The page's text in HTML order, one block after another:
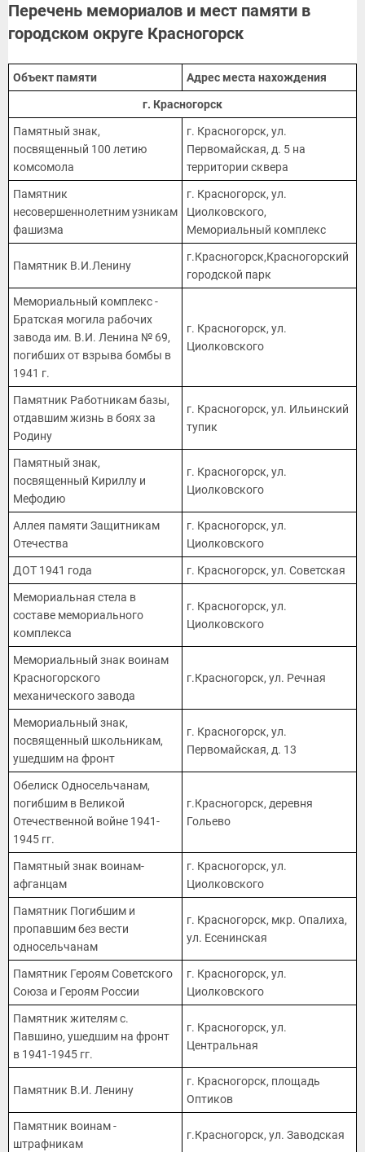
Перечень мемориалов и мест памяти в
городском округе Красногорск
Объект памяти Адрес места нахождения
г. Красногорск
Памятный знак,
посвященный 100 летию
комсомола
г. Красногорск, ул.
Первомайская, д. 5 на
территории сквера
Памятник
несовершеннолетним узникам
фашизма
г. Красногорск, ул.
Циолковского,
Мемориальный комплекс
Памятник В.И.Ленину
г.Красногорск,Красногорский
городской парк
Мемориальный комплекс -
Братская могила рабочих
завода им. В.И. Ленина № 69,
погибших от взрыва бомбы в
1941 г.
г. Красногорск, ул.
Циолковского
Памятник Работникам базы,
отдавшим жизнь в боях за
Родину
г. Красногорск, ул. Ильинский
тупик
Памятный знак,
посвященный Кириллу и
Мефодию
г. Красногорск, ул.
Циолковского
Аллея памяти Защитникам
Отечества
г. Красногорск, ул.
Циолковского
ДОТ 1941 года г. Красногорск, ул. Советская
Мемориальная стела в
составе мемориального
комплекса
г. Красногорск, ул.
Циолковского
Мемориальный знак воинам
Красногорского
механического завода
г.Красногорск, ул. Речная
Мемориальный знак,
посвященный школьникам,
ушедшим на фронт
г. Красногорск, ул.
Первомайская, д. 13
Обелиск Односельчанам,
погибшим в Великой
Отечественной войне 1941-
1945 гг.
г.Красногорск, деревня
Гольево
Памятный знак воинам-
афганцам
г. Красногорск, ул.
Циолковского
Памятник Погибшим и
пропавшим без вести
односельчанам
г. Красногорск, мкр. Опалиха,
ул. Есенинская
Памятник Героям Советского
Союза и Героям России
г. Красногорск, ул.
Циолковского
Памятник жителям с.
Павшино, ушедшим на фронт
в 1941-1945 гг.
г. Красногорск, ул.
Центральная
Памятник В.И. Ленину
г. Красногорск, площадь
Оптиков
Памятник воинам -
штрафникам
г.Красногорск, ул. Заводская